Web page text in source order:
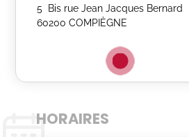
5 Bis rue Jean Jacques Bernard
60200 COMPIÈGNE
HORAIRES